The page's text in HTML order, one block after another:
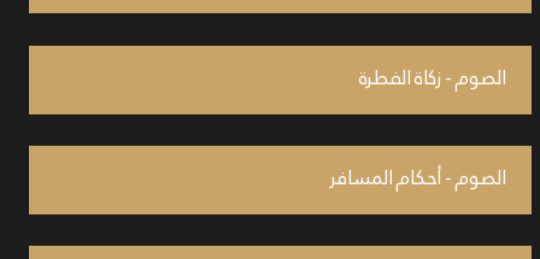
الصوم - زكاة الفطرة
الصوم - أحكام المسافر